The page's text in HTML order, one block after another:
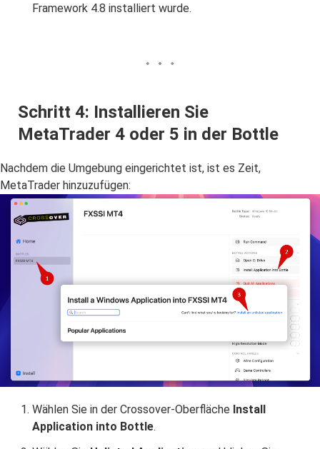
Framework 4.8 installiert wurde.
Schritt 4: Installieren Sie
MetaTrader 4 oder 5 in der Bottle
Nachdem die Umgebung eingerichtet ist, ist es Zeit,
MetaTrader hinzuzufügen:
Wählen Sie in der Crossover-Oberfläche Install
Application into Bottle.